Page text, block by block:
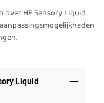
HF Sensory Liquid
Liquid